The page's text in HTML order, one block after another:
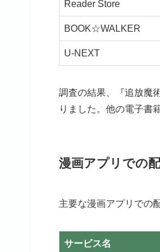
Reader Store
BOOK☆WALKER
U-NEXT
調査の結果、『追放魔
りました。他の電子書
漫画アプリでの
主要な漫画アプリでの
サービス名